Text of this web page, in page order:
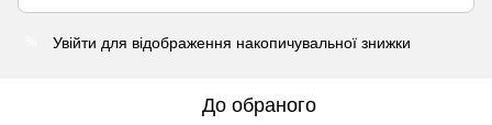
Увійти для відображення накопичувальної знижки
До обраного